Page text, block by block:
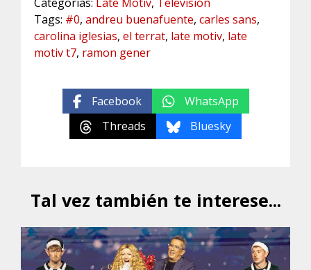
Tags: #0,andreu buenafuente,carles sans,
carolina iglesias,el terrat, late motiv, late
motiv t7, ramon gener
Facebook
WhatsApp
Threads
Bluesky
Tal vez también te interese...